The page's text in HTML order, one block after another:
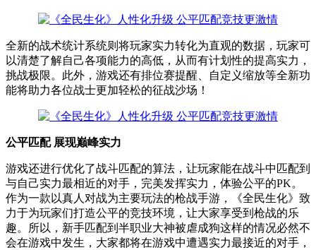
全新的战术统计系统则将玩家实力转化为直观的数据，玩家可
以清楚了解自己各项能力的高低，从而有计划性的提高实力，
挑战极限。此外，游戏还有排位赛提醒、自定义缩放等全新功
能将助力各位战士更加轻松的征战沙场！
公平匹配 展现巅峰实力
游戏还进行优化了战斗匹配的算法，让玩家能在战斗中匹配到
与自己实力最相近的对手，完美发挥实力，体验公平的PK。
作为一款以真人对战为主要玩法的枪战手游，《全民生化》致
力于为玩家们打造公平的竞技环境，让大家享受到枪战的乐
趣。所以，新手匹配到半职业大神被虐成狗这样的情况必然不
会在游戏中发生，大家都将在游戏中遭遇实力最接近的对手，